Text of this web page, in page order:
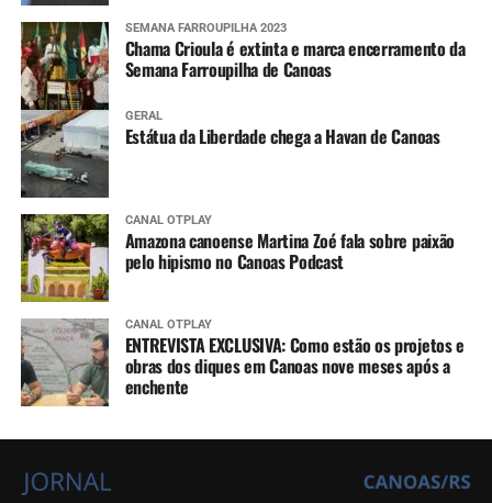
SEMANA FARROUPILHA 2023
Chama Crioula é extinta e marca encerramento da
Semana Farroupilha de Canoas
GERAL
Estátua da Liberdade chega a Havan de Canoas
CANAL OTPLAY
Amazona canoense Martina Zoé fala sobre paixão
pelo hipismo no Canoas Podcast
CANAL OTPLAY
ENTREVISTA EXCLUSIVA: Como estão os projetos e
obras dos diques em Canoas nove meses após a
enchente